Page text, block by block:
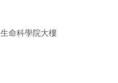
命科學院大樓